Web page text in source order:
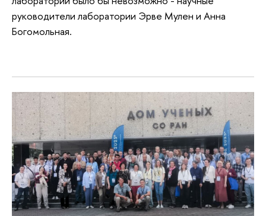
руководители лаборатории Эрве Мулен и Анна
Богомольная.